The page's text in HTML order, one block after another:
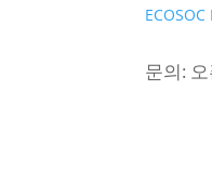
문의: